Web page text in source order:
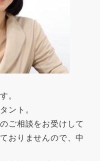
。
ント。
ご相談をお受けして
おりませんので、中